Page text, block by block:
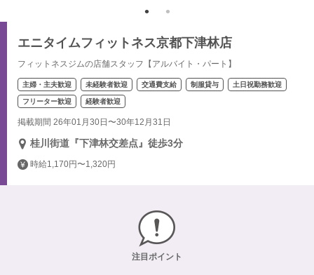
エニタイムフィットネス京都下津林店
フィットネスジムの店舗スタッフ【アルバイト・パート】
主婦・主夫歓迎 未経験者歓迎 交通費支給 制服貸与 土日祝勤務歓迎
フリーター歓迎 経験者歓迎
掲載期間 26年01月30日〜30年12月31日
桂川街道『下津林交差点』徒歩3分
時給1,170円〜1,320円
注目ポイント